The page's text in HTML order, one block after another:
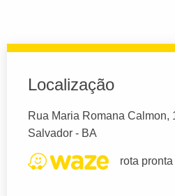
Localização
Rua Maria Romana Calmon,
Salvador - BA
rota pronta